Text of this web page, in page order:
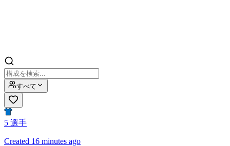
すべて
5 選手
Created 16 minutes ago